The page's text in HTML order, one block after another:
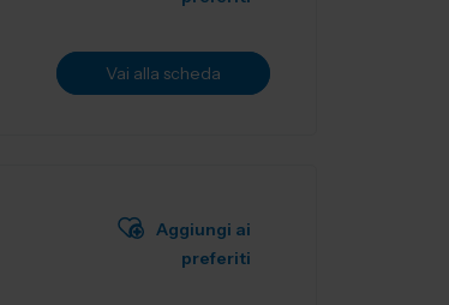
Vai alla scheda
Aggiungi ai
preferiti